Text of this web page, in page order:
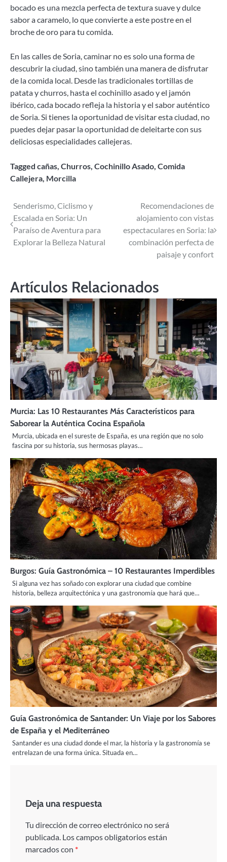
bocado es una mezcla perfecta de textura suave y dulce
sabor a caramelo, lo que convierte a este postre en el
broche de oro para tu comida.
En las calles de Soria, caminar no es solo una forma de
descubrir la ciudad, sino también una manera de disfrutar
de la comida local. Desde las tradicionales tortillas de
patata y churros, hasta el cochinillo asado y el jamón
ibérico, cada bocado refleja la historia y el sabor auténtico
de Soria. Si tienes la oportunidad de visitar esta ciudad, no
puedes dejar pasar la oportunidad de deleitarte con sus
deliciosas especialidades callejeras.
Tagged cañas Churros Cochinillo Asado Comida
Callejera Morcilla
Navegación
de
entradas
Senderismo, Ciclismo y
Escalada en Soria: Un
Paraíso de Aventura para
Explorar la Belleza Natural
Recomendaciones de
alojamiento con vistas
espectaculares en Soria: la
combinación perfecta de
paisaje y confort
Artículos Relacionados
Murcia: Las 10 Restaurantes Más Característicos para
Saborear la Auténtica Cocina Española
Murcia, ubicada en el sureste de España, es una región que no solo
fascina por su historia, sus hermosas playas…
Burgos: Guía Gastronómica – 10 Restaurantes Imperdibles
Si alguna vez has soñado con explorar una ciudad que combine
historia, belleza arquitectónica y una gastronomía que hará que…
Guía Gastronómica de Santander: Un Viaje por los Sabores
de España y el Mediterráneo
Santander es una ciudad donde el mar, la historia y la gastronomía se
entrelazan de una forma única. Situada en…
Deja una respuesta
Tu dirección de correo electrónico no será
publicada. Los campos obligatorios están
marcados con *